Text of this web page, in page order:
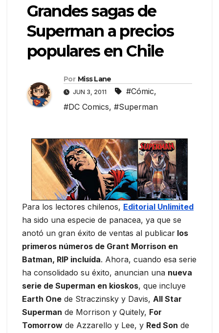
Grandes sagas de
Superman a precios
populares en Chile
Por Miss Lane
JUN 3, 2011 #Cómic,
#DC Comics, #Superman
Para los lectores chilenos, Editorial Unlimited
ha sido una especie de panacea, ya que se
anotó un gran éxito de ventas al publicar los
primeros números de Grant Morrison en
Batman, RIP incluída. Ahora, cuando esa serie
ha consolidado su éxito, anuncian una nueva
serie de Superman en kioskos, que incluye
Earth One de Straczinsky y Davis, All Star
Superman de Morrison y Quitely, For
Tomorrow de Azzarello y Lee, y Red Son de